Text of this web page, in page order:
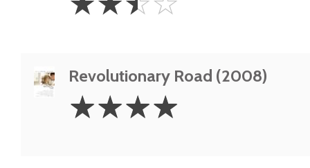
Stars
Revolutionary Road (2008)
Stars
☆☆☆☆